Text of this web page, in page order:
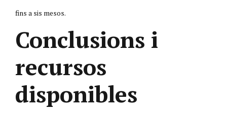
fins a sis mesos.
Conclusions i
recursos
disponibles